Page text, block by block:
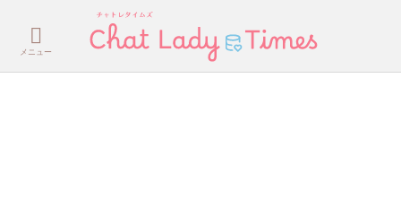
メニュー